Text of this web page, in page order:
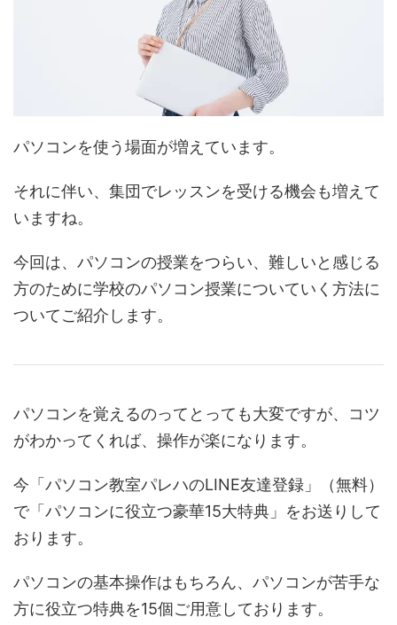
パソコンを使う場面が増えています。
それに伴い、集団でレッスンを受ける機会も増えて
いますね。
今回は、パソコンの授業をつらい、難しいと感じる
方のために学校のパソコン授業についていく方法に
ついてご紹介します。
パソコンを覚えるのってとっても大変ですが、コツ
がわかってくれば、操作が楽になります。
今「パソコン教室パレハのLINE友達登録」（無料）
で「パソコンに役立つ豪華15大特典」をお送りして
おります。
パソコンの基本操作はもちろん、パソコンが苦手な
方に役立つ特典を15個ご用意しております。